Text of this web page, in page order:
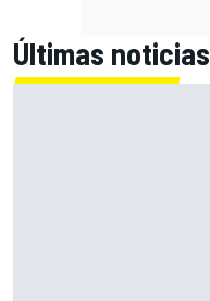
Últimas noticias